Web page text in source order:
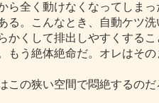
全く動けなくなってしま
る。こんなとき、自動ケツ
かくして排出しやすくする
もう絶体絶命だ。オレはそ
この狭い空間で悶絶するの